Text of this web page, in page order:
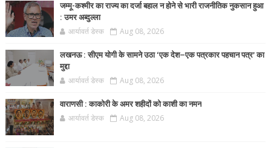
जम्मू-कश्मीर का राज्य का दर्जा बहाल न होने से भारी राजनीतिक नुकसान हुआ
: उमर अब्दुल्ला
आर्यावर्त डेस्क Aug 08, 2026
लखनऊ : सीएम योगी के सामने उठा ‘एक देश–एक पत्रकार पहचान पत्र’ का
मुद्दा
आर्यावर्त डेस्क Aug 08, 2026
वाराणसी : काकोरी के अमर शहीदों को काशी का नमन
आर्यावर्त डेस्क Aug 08, 2026